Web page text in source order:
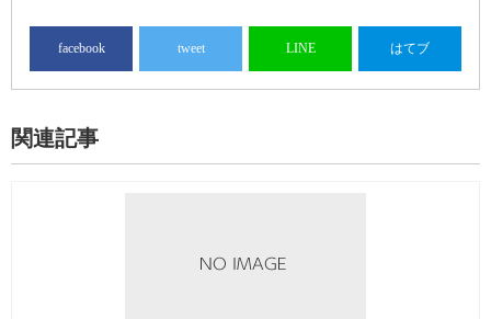
facebook tweet LINE はてブ
関連記事